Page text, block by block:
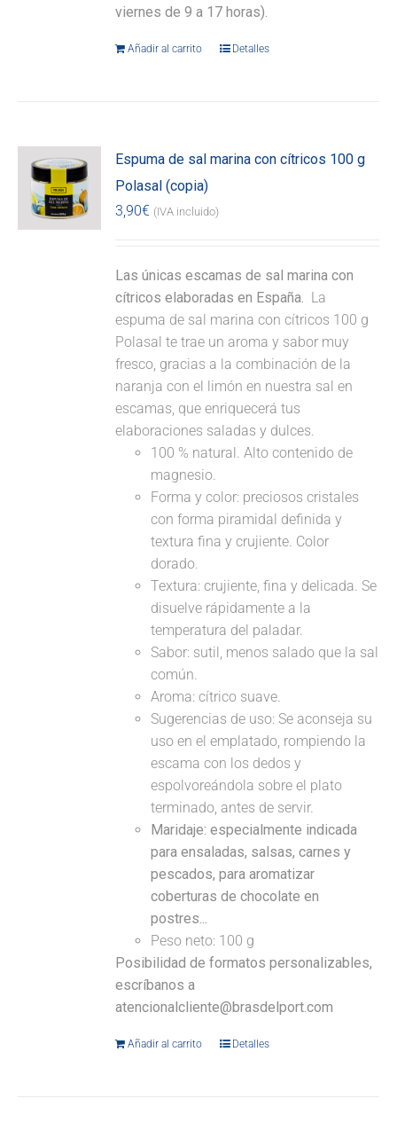
viernes de 9 a 17 horas).
Añadir al carrito Detalles
Espuma de sal marina con cítricos 100 g
Polasal (copia)
3,90€ (IVA incluido)
Las únicas escamas de sal marina con
cítricos elaboradas en España. La
espuma de sal marina con cítricos 100 g
Polasal te trae un aroma y sabor muy
fresco, gracias a la combinación de la
naranja con el limón en nuestra sal en
escamas, que enriquecerá tus
elaboraciones saladas y dulces.
100 % natural. Alto contenido de
magnesio.
Forma y color: preciosos cristales
con forma piramidal definida y
textura fina y crujiente. Color
dorado.
Textura: crujiente, fina y delicada. Se
disuelve rápidamente a la
temperatura del paladar.
Sabor: sutil, menos salado que la sal
común.
Aroma: cítrico suave.
Sugerencias de uso: Se aconseja su
uso en el emplatado, rompiendo la
escama con los dedos y
espolvoreándola sobre el plato
terminado, antes de servir.
Maridaje: especialmente indicada
para ensaladas, salsas, carnes y
pescados, para aromatizar
coberturas de chocolate en
postres...
Peso neto: 100 g
Posibilidad de formatos personalizables,
escríbanos a
atencionalcliente@brasdelport.com
Añadir al carrito Detalles